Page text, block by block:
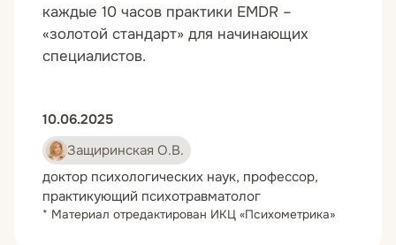
каждые 10 часов практики EMDR –
«золотой стандарт» для начинающих
специалистов.
10.06.2025
Защиринская О.В.
доктор психологических наук, профессор,
практикующий психотравматолог
* Материал отредактирован ИКЦ «Психометрика»